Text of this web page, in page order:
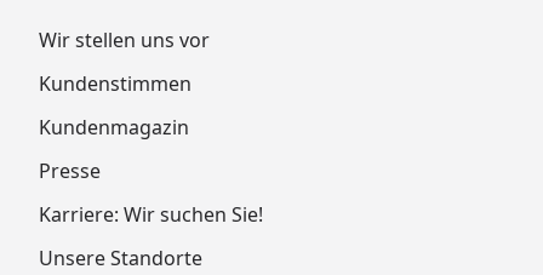
Wir stellen uns vor
Kundenstimmen
Kundenmagazin
Presse
Karriere: Wir suchen Sie!
Unsere Standorte